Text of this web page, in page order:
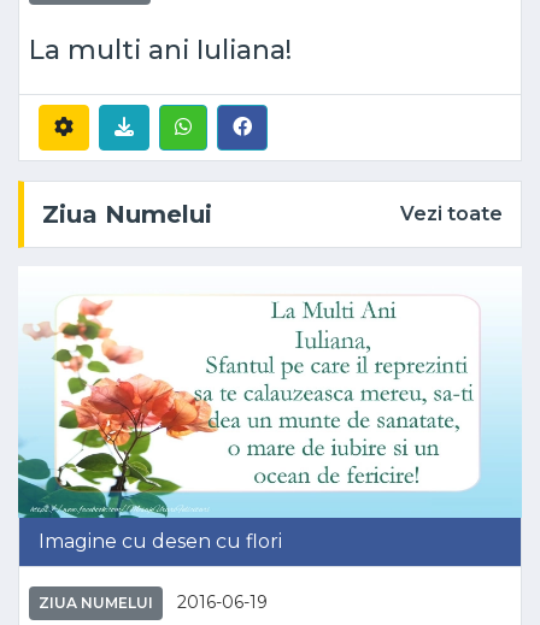
La multi ani Iuliana!
Ziua Numelui Vezi toate
Imagine cu desen cu flori
ZIUA NUMELUI 2016-06-19